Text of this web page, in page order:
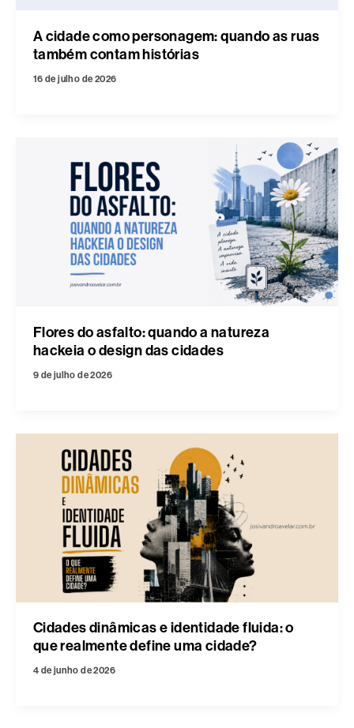
A cidade como personagem: quando as ruas
também contam histórias
16 de julho de 2026
Flores do asfalto: quando a natureza
hackeia o design das cidades
9 de julho de 2026
Cidades dinâmicas e identidade fluida: o
que realmente define uma cidade?
4 de junho de 2026